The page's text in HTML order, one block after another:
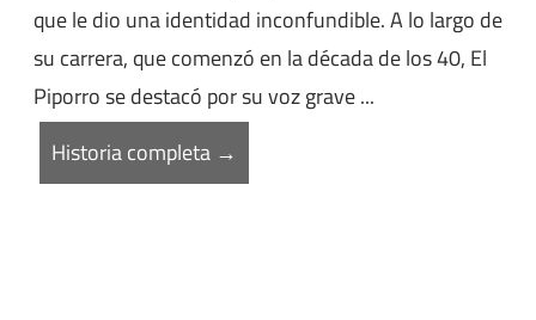
que le dio una identidad inconfundible. A lo largo de
su carrera, que comenzó en la década de los 40, El
Piporro se destacó por su voz grave ...
Historia completa →